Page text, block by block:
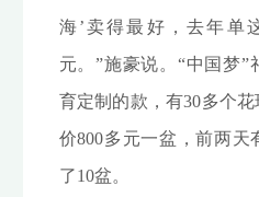
海’卖得最好，去年单
元。”施豪说。“中国梦
育定制的款，有30多个
价800多元一盆，前两
了10盆。